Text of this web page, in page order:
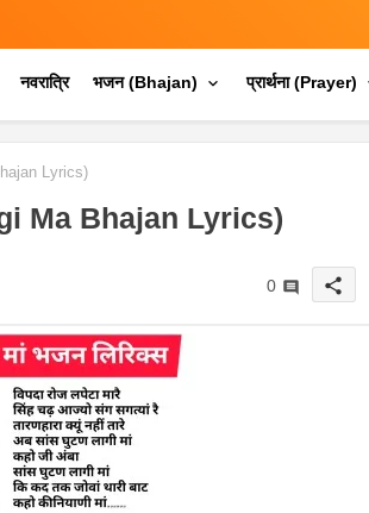
नवरात्रि भजन (Bhajan) प्रार्थना (Prayer)
Lyrics)
Ma Bhajan Lyrics)
0 share